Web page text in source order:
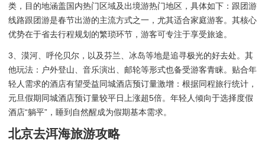
类，目的地涵盖国内热门区域及出境游热门地区，具体如下：跟团游
线路跟团游是春节出游的主流方式之一，尤其适合家庭游客。其核心
优势在于省去行程规划的繁琐环节，游客可专注于享受旅途。
3、漠河、呼伦贝尔，以及芬兰、冰岛等地是追寻极光的好去处。其
他玩法：户外登山、音乐演出、邮轮等形式也备受游客青睐。贴合年
轻人需求的酒店有望受益同城酒店预订量激增：根据同程旅行统计，
元旦假期同城酒店预订量较平日上涨超5倍。年轻人倾向于选择度假
酒店“躺平”，睡到自然醒成为假期基本需求。
北京去洱海旅游攻略